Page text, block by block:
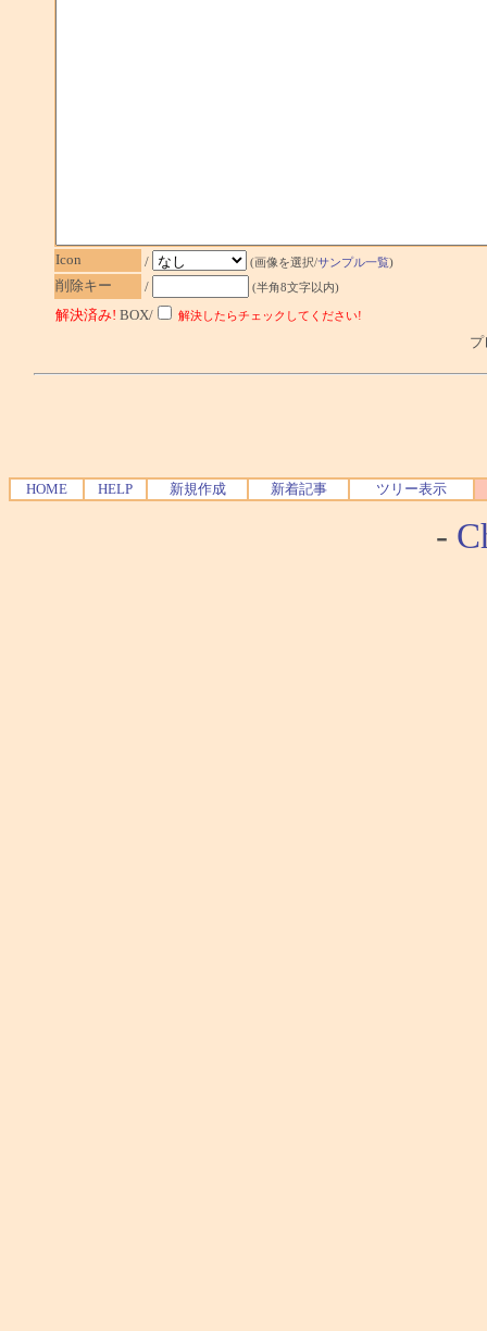
Icon / (画像を選択/サンプル一覧)
削除キー / (半角8文字以内)
解決済み! BOX/ 解決したらチェックしてください!
プ
HOME HELP 新規作成 新着記事 ツリー表示
-